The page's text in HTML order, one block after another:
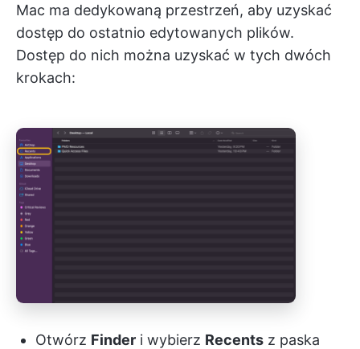
Mac ma dedykowaną przestrzeń, aby uzyskać
dostęp do ostatnio edytowanych plików.
Dostęp do nich można uzyskać w tych dwóch
krokach:
Otwórz Finder i wybierz Recents z paska